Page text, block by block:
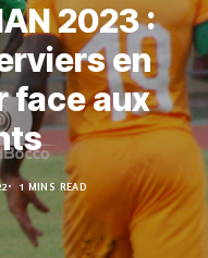
2023 :
en
face aux
1 MINS READ